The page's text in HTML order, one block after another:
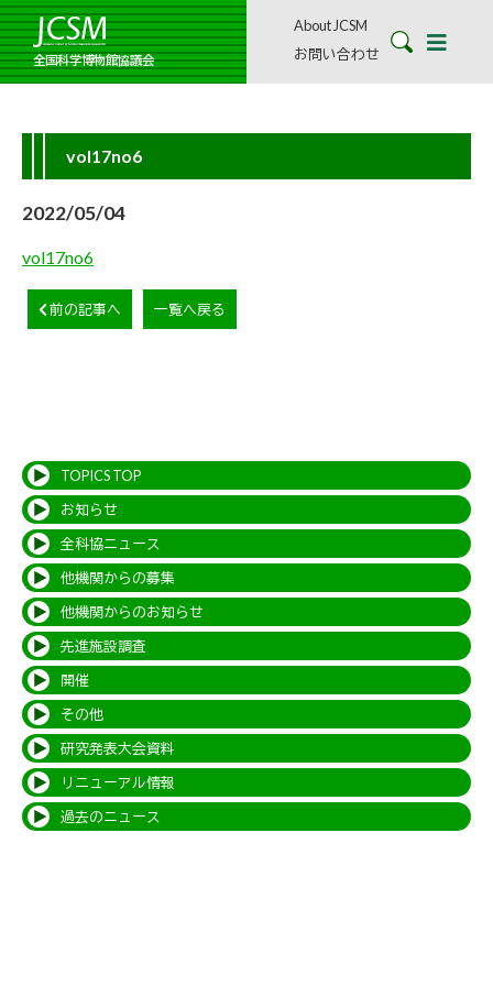
全国科学博物館協議会
About JCSM
お問い合わせ
vol17no6
2022/05/04
vol17no6
前の記事へ 一覧へ戻る
TOPICS TOP
お知らせ
全科協ニュース
他機関からの募集
他機関からのお知らせ
先進施設調査
開催
その他
研究発表大会資料
リニューアル情報
過去のニュース